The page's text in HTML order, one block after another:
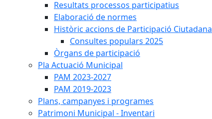
Resultats processos participatius
Elaboració de normes
Històric accions de Participació Ciutadana
Consultes populars 2025
Òrgans de participació
Pla Actuació Municipal
PAM 2023-2027
PAM 2019-2023
Plans, campanyes i programes
Patrimoni Municipal - Inventari